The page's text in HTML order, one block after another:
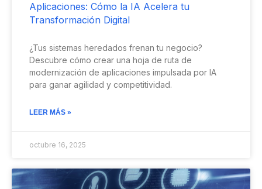
Aplicaciones: Cómo la IA Acelera tu
Transformación Digital
¿Tus sistemas heredados frenan tu negocio?
Descubre cómo crear una hoja de ruta de
modernización de aplicaciones impulsada por IA
para ganar agilidad y competitividad.
LEER MÁS »
octubre 16, 2025